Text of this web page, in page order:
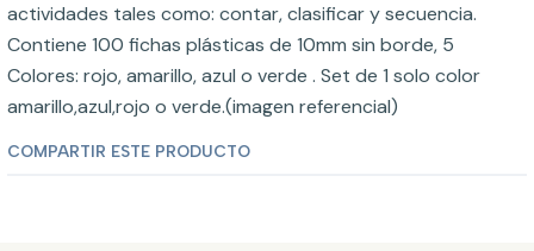
actividades tales como: contar, clasificar y secuencia.
Contiene 100 fichas plásticas de 10mm sin borde, 5
Colores: rojo, amarillo, azul o verde . Set de 1 solo color
amarillo,azul,rojo o verde.(imagen referencial)
COMPARTIR ESTE PRODUCTO